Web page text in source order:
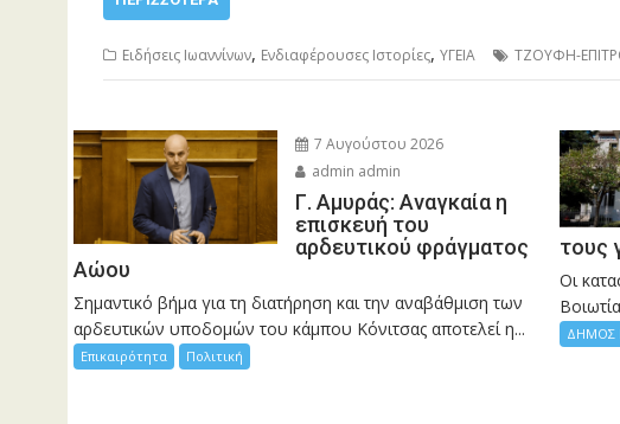
Ειδήσεις Ιωαννίνων, Ενδιαφέρουσες Ιστορίες, ΥΓΕΙΑ ΤΖΟΥΦΗ-
7 Αυγούστου 2026
admin admin
Γ. Αμυράς: Αναγκαία η
επισκευή του
αρδευτικού φράγματος
Αώου
Σημαντικό βήμα για τη διατήρηση και την αναβάθμιση των
αρδευτικών υποδομών του κάμπου Κόνιτσας αποτελεί η...
Επικαιρότητα Πολιτική
τους
Οι
ΔΗΜΟΣ